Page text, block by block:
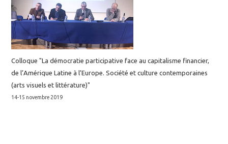
Colloque "La démocratie participative face au capitalisme financier,
de l’Amérique Latine à l’Europe. Société et culture contemporaines
(arts visuels et littérature)"
14-15 novembre 2019